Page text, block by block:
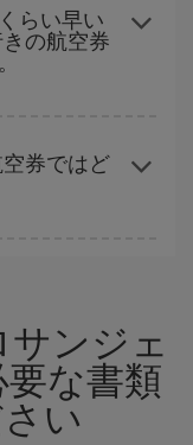
約とフレキシブル
に予約した航空券が
あまり固定せずに探
らい早い
の航空券
可能な残数に応じ
早い時期でのご購入
券ではど
サンジェ
な書類
い